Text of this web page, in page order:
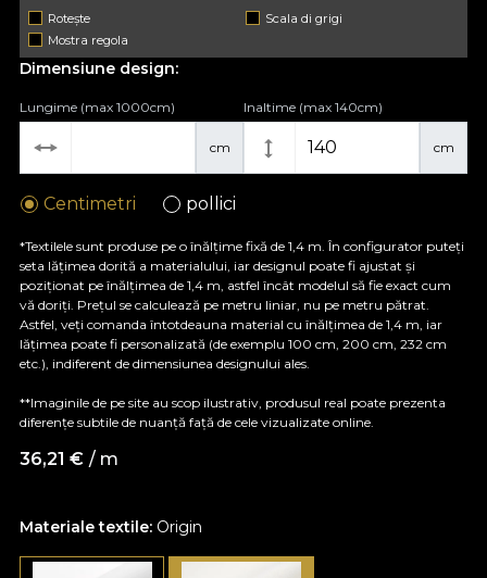
Rotește
Scala di grigi
Mostra regola
Materiale textile: Origin
Dimensiune design:
cm
Lungime (max 1000cm)
cm
Inaltime (max 140cm)
Centimetri pollici
*Textilele sunt produse pe o înălțime fixă de 1,4 m. În configurator puteți
seta lățimea dorită a materialului, iar designul poate fi ajustat și
poziționat pe înălțimea de 1,4 m, astfel încât modelul să fie exact cum
vă doriți. Prețul se calculează pe metru liniar, nu pe metru pătrat.
Astfel, veți comanda întotdeauna material cu înălțimea de 1,4 m, iar
lățimea poate fi personalizată (de exemplu 100 cm, 200 cm, 232 cm
etc.), indiferent de dimensiunea designului ales.
**Imaginile de pe site au scop ilustrativ, produsul real poate prezenta
diferențe subtile de nuanță față de cele vizualizate online.
36,21 € / m